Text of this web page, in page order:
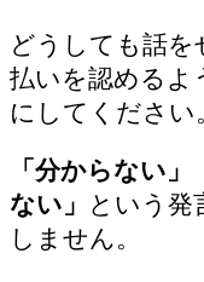
どうしても話を
払いを認めるよ
にしてください
「分からない
ない」
という発
しません。